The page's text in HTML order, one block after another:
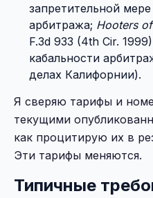
запретительной
арбитража; Hooters
F.3d 933 (4th Cir.
кабальности
делах Калифорнии).
Я сверяю тарифы и
текущими
как процитирую их в
Эти тарифы меняются.
Типичные